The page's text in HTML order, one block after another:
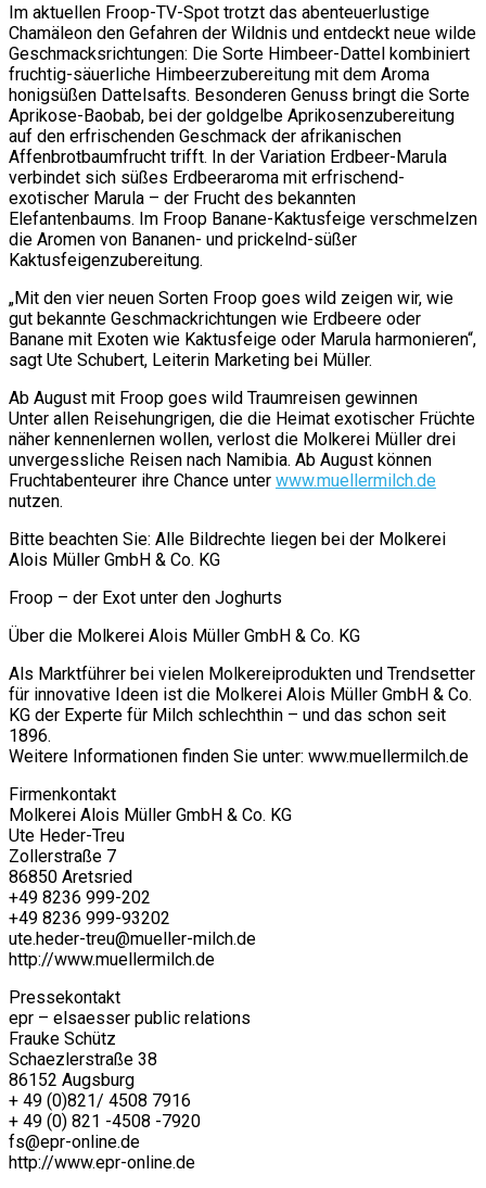
Im aktuellen Froop-TV-Spot trotzt das abenteuerlustige
Chamäleon den Gefahren der Wildnis und entdeckt neue wilde
Geschmacksrichtungen: Die Sorte Himbeer-Dattel kombiniert
fruchtig-säuerliche Himbeerzubereitung mit dem Aroma
honigsüßen Dattelsafts. Besonderen Genuss bringt die Sorte
Aprikose-Baobab, bei der goldgelbe Aprikosenzubereitung
auf den erfrischenden Geschmack der afrikanischen
Affenbrotbaumfrucht trifft. In der Variation Erdbeer-Marula
verbindet sich süßes Erdbeeraroma mit erfrischend-
exotischer Marula – der Frucht des bekannten
Elefantenbaums. Im Froop Banane-Kaktusfeige verschmelzen
die Aromen von Bananen- und prickelnd-süßer
Kaktusfeigenzubereitung.
„Mit den vier neuen Sorten Froop goes wild zeigen wir, wie
gut bekannte Geschmackrichtungen wie Erdbeere oder
Banane mit Exoten wie Kaktusfeige oder Marula harmonieren“,
sagt Ute Schubert, Leiterin Marketing bei Müller.
Ab August mit Froop goes wild Traumreisen gewinnen
Unter allen Reisehungrigen, die die Heimat exotischer Früchte
näher kennenlernen wollen, verlost die Molkerei Müller drei
unvergessliche Reisen nach Namibia. Ab August können
Fruchtabenteurer ihre Chance unter www.muellermilch.de
nutzen.
Bitte beachten Sie: Alle Bildrechte liegen bei der Molkerei
Alois Müller GmbH & Co. KG
Froop – der Exot unter den Joghurts
Über die Molkerei Alois Müller GmbH & Co. KG
Als Marktführer bei vielen Molkereiprodukten und Trendsetter
für innovative Ideen ist die Molkerei Alois Müller GmbH & Co.
KG der Experte für Milch schlechthin – und das schon seit
1896.
Weitere Informationen finden Sie unter: www.muellermilch.de
Firmenkontakt
Molkerei Alois Müller GmbH & Co. KG
Ute Heder-Treu
Zollerstraße 7
86850 Aretsried
+49 8236 999-202
+49 8236 999-93202
ute.heder-treu@mueller-milch.de
http://www.muellermilch.de
Pressekontakt
epr – elsaesser public relations
Frauke Schütz
Schaezlerstraße 38
86152 Augsburg
+ 49 (0)821/ 4508 7916
+ 49 (0) 821 -4508 -7920
fs@epr-online.de
http://www.epr-online.de